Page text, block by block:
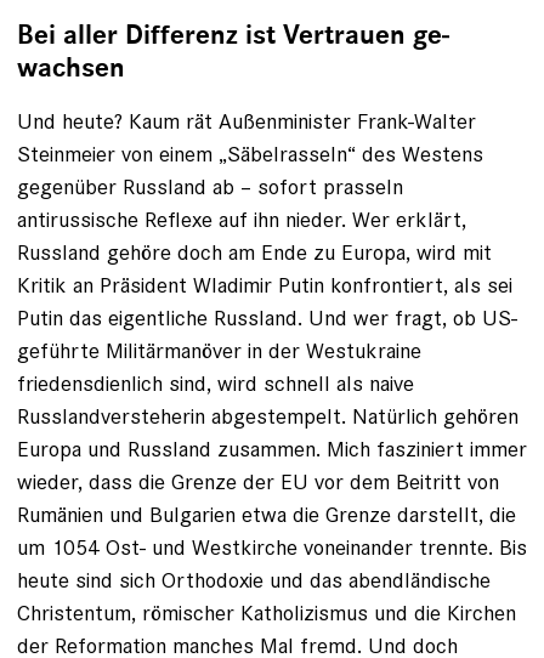
Bei aller Differenz ist Vertrauen ge­
wachsen
Und heute? Kaum rät Außenminis­ter Frank-Walter
Steinmeier von einem „Säbel­rasseln“ des Westens
gegenüber Russland ab – sofort prasseln
antirussische Reflexe auf ihn nieder. Wer erklärt,
Russland gehöre doch am Ende zu Europa, wird mit
Kritik an Präsident Wladimir ­Putin konfrontiert, als sei
Putin das eigentliche Russland. Und wer fragt, ob US-
geführte Militärmanöver in der Westukraine
friedensdienlich sind, wird schnell als naive
Russlandversteherin abgestempelt. Natürlich gehören
Europa und Russland zusammen. Mich fasziniert immer
wieder, dass die Grenze der EU vor dem Beitritt von
Rumänien und Bulgarien etwa die ­Grenze darstellt, die
um 1054 Ost- und West­kirche voneinander trennte. Bis
heute sind sich Ortho­doxie und das abendländische
Christen­tum, römischer Katholizismus und die Kirchen
der Reformation manches Mal fremd. Und doch